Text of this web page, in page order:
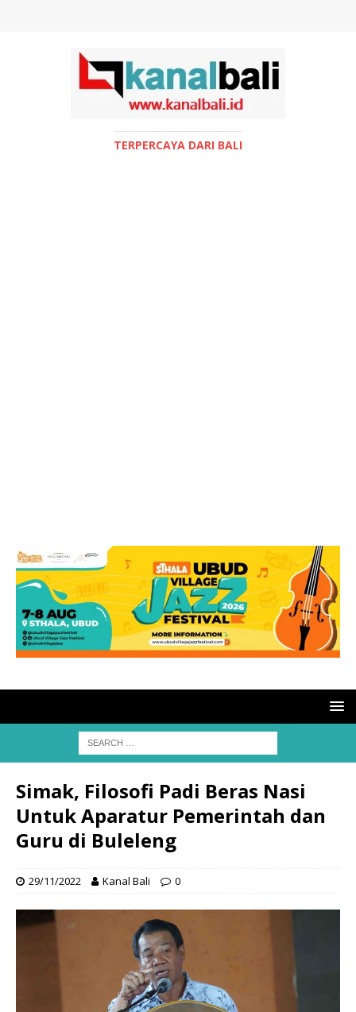
TERPERCAYA DARI BALI
Simak, Filosofi Padi Beras Nasi
Untuk Aparatur Pemerintah dan
Guru di Buleleng
29/11/2022 Kanal Bali 0